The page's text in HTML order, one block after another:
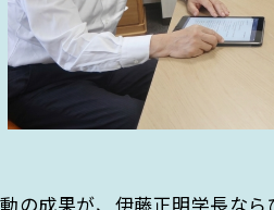
の成果が、伊藤正明学長な